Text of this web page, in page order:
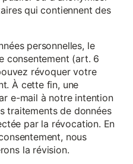
qui contiennent des
personnelles, le
consentement (art. 6
révoquer votre
À cette fin, une
e-mail à notre intention
traitements de données
par la révocation. En
nous
la révision.